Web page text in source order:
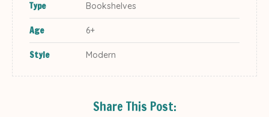
Type Bookshelves
Age 6+
Style Modern
Share This Post: